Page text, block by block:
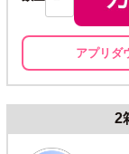
アプリダ
2